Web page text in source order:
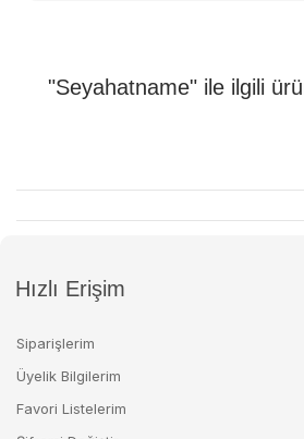
"Seyahatname" ile ilgili
Hızlı Erişim
Siparişlerim
Üyelik Bilgilerim
Favori Listelerim